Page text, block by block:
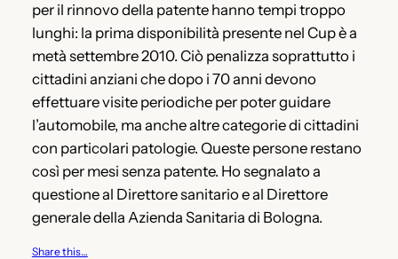
per il rinnovo della patente hanno tempi troppo
lunghi: la prima disponibilità presente nel Cup è a
metà settembre 2010. Ciò penalizza soprattutto i
cittadini anziani che dopo i 70 anni devono
effettuare visite periodiche per poter guidare
l’automobile, ma anche altre categorie di cittadini
con particolari patologie. Queste persone restano
così per mesi senza patente. Ho segnalato a
questione al Direttore sanitario e al Direttore
generale della Azienda Sanitaria di Bologna.
Share this…